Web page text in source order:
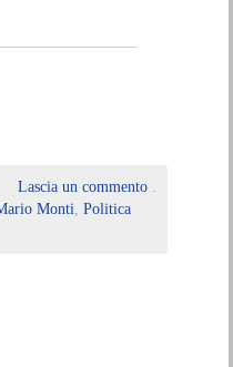
Lascia un commento .
Monti, Politica